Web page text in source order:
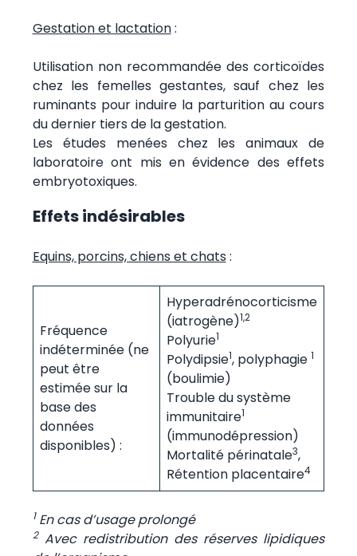
Gestation et lactation:
Utilisation non recommandée des corticoïdes
chez les femelles gestantes, sauf chez les
ruminants pour induire la parturition au cours
du dernier tiers de la gestation.
Les études menées chez les animaux de
laboratoire ont mis en évidence des effets
embryotoxiques.
Effets indésirables
Equins, porcins, chiens et chats :
Fréquence
indéterminée (ne
peut être
estimée sur la
base des
données
disponibles) :
Hyperadrénocorticisme
(iatrogène)1,2
Polyurie1
Polydipsie1, polyphagie 1
(boulimie)
Trouble du système
immunitaire1
(immunodépression)
Mortalité périnatale3,
Rétention placentaire4
1En cas d’usage prolongé
2Avec redistribution des réserves lipidiques